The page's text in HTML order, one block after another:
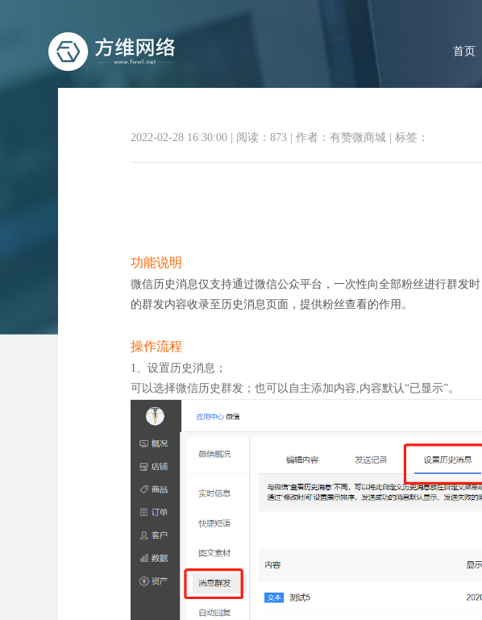
首页
2022-02-28 16:30:00 阅读：873 作者：有赞微商城 标签：
功能说明
微信历史消息仅支持通过微信公众平台，一次性向全部粉丝进行群发
的群发内容收录至历史消息页面，提供粉丝查看的作用。
操作流程
1、设置历史消息；
可以选择微信历史群发；也可以自主添加内容,内容默认“已显示”。